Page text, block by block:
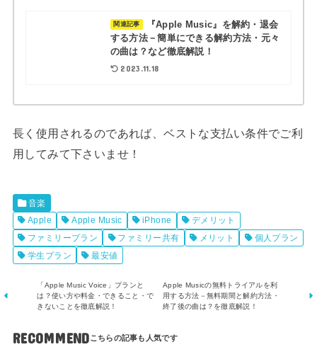
関連記事
『Apple Music』を解約・退会
する方法－簡単にできる解約方法・元々
の曲は？など徹底解説！
2023.11.18
長く使用されるのであれば、ベストな支払い条件でご利
用してみて下さいませ！
音楽
Apple
Apple Music iPhone
デメリット
ファミリープラン
ファミリー共有 メリット
個人プラン
学生プラン
最安値
「Apple Music Voice」プランと
は？使い方や料金・できること・で
きないことを徹底解説！
Apple Musicの無料トライアルを利
用する方法－無料期間と解約方法・
終了後の曲は？を徹底解説！
RECOMMEND